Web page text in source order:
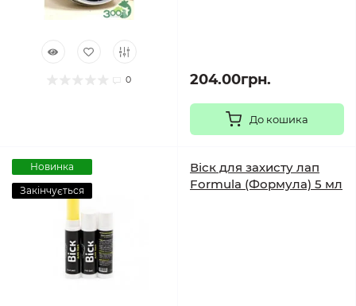
0 204.00грн.
До кошика
Новинка
Закінчується
Віск для захисту лап
Formula (Формула) 5 мл